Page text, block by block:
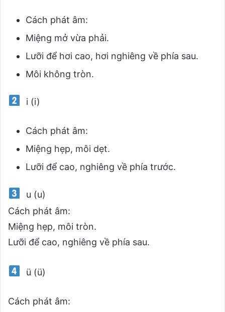
Cách phát âm:
Miệng mở vừa phải.
Lưỡi để hơi cao, hơi nghiêng về phía sau.
Môi không tròn.
i (i)
Cách phát âm:
Miệng hẹp, môi dẹt.
Lưỡi để cao, nghiêng về phía trước.
u (u)
Cách phát âm:
Miệng hẹp, môi tròn.
Lưỡi để cao, nghiêng về phía sau.
ü (ü)
Cách phát âm: